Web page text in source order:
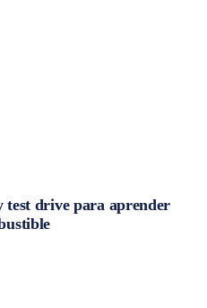
test drive para aprender